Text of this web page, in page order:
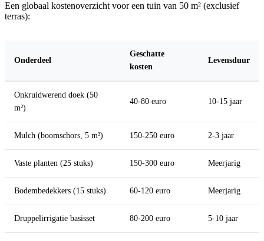
Een globaal kostenoverzicht voor een tuin van 50 m² (exclusief
terras):
Onderdeel
Geschatte
kosten
Levensduur
Onkruidwerend doek (50
m²)
40-80 euro 10-15 jaar
Mulch (boomschors, 5 m³) 150-250 euro 2-3 jaar
Vaste planten (25 stuks) 150-300 euro Meerjarig
Bodembedekkers (15 stuks) 60-120 euro Meerjarig
Druppelirrigatie basisset 80-200 euro 5-10 jaar